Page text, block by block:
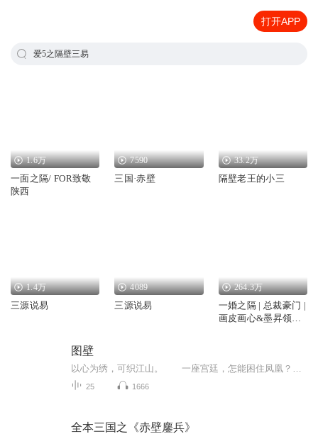
打开APP
爱5之隔壁三易
1.6万
一面之隔/ FOR致敬
陕西
7590
三国·赤壁
33.2万
隔壁老王的小三
1.4万
三源说易
4089
三源说易
264.3万
一婚之隔 | 总裁豪门 |
画皮画心&墨昇领衔
图壁
25 1666
全本三国之《赤壁鏖兵》